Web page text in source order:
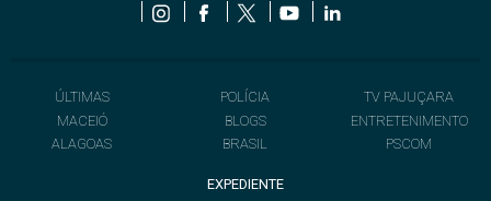
ÚLTIMAS
MACEIÓ
ALAGOAS
POLÍCIA
BLOGS
BRASIL
TV PAJUÇARA
ENTRETENIMENTO
PSCOM
EXPEDIENTE